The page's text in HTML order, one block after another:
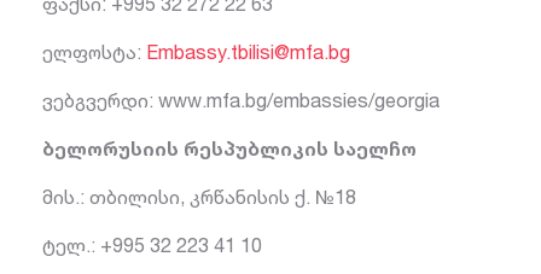
ელფოსტა: Embassy.tbilisi@mfa.bg
ვებგვერდი: www.mfa.bg/embassies/georgia
ბელორუსიის რესპუბლიკის საელჩო
მის.: თბილისი, კრწანისის ქ. №18
ტელ.: +995 32 223 41 10